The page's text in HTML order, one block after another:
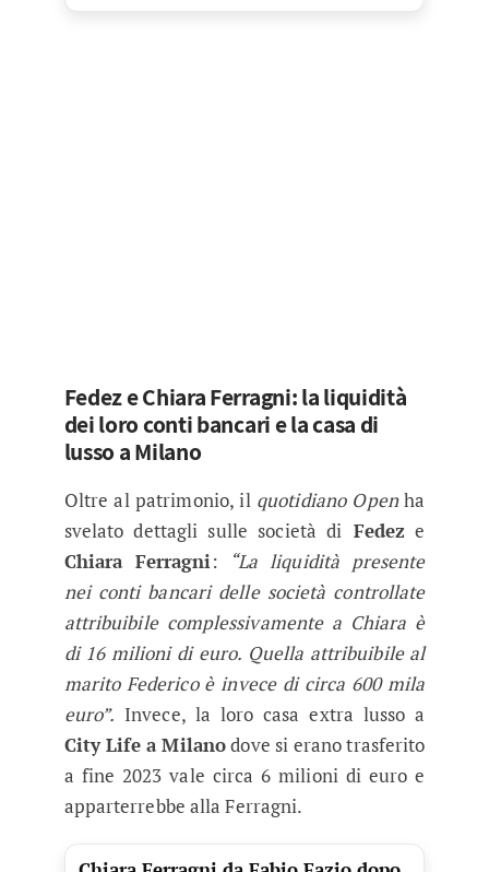
Fedez e Chiara Ferragni: la liquidità
dei loro conti bancari e la casa di
lusso a Milano
Oltre al patrimonio, il quotidiano Openha
svelato dettagli sulle società di Fedez e
Chiara Ferragni:
“La liquidità presente
nei conti bancari delle società controllate
attribuibile complessivamente a Chiara è
di 16 milioni di euro. Quella attribuibile al
marito Federico è invece di circa 600 mila
euro”. Invece, la loro casa extra lusso a
City Life a Milanodove si erano trasferito
a fine 2023 vale circa 6 milioni di euro e
apparterrebbe alla Ferragni.